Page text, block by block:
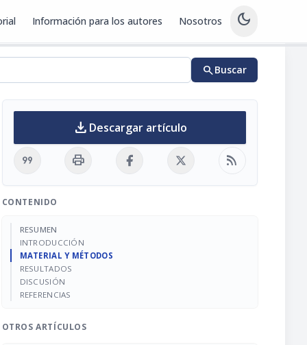
Información para los autores Nosotros dark_mode
searchBuscar
download Descargar artículo
format_quote print rss_feed
CONTENIDO
RESUMEN
INTRODUCCIÓN
MATERIAL Y MÉTODOS
RESULTADOS
DISCUSIÓN
REFERENCIAS
OTROS ARTÍCULOS